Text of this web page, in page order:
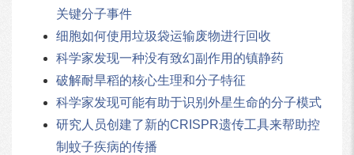
关键分子事件
细胞如何使用垃圾袋运输废物进行回收
科学家发现一种没有致幻副作用的镇静药
破解耐旱稻的核心生理和分子特征
科学家发现可能有助于识别外星生命的分子模式
研究人员创建了新的CRISPR遗传工具来帮助控
制蚊子疾病的传播